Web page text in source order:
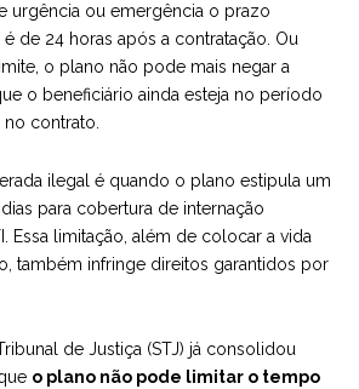
urgência ou emergência o prazo
de 24 horas após a contratação. Ou
o plano não pode mais negar a
o beneficiário ainda esteja no período
no contrato.
ilegal é quando o plano estipula um
para cobertura de internação
Essa limitação, além de colocar a vida
também infringe direitos garantidos por
de Justiça (STJ) já consolidou
o plano não pode limitar o tempo